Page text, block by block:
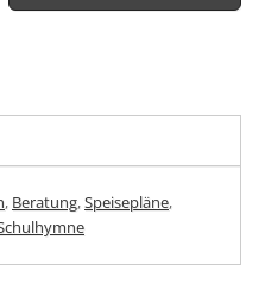
, Beratung,Speisepläne,